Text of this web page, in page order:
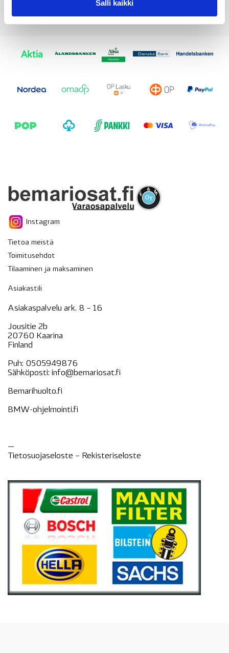
Salli kaikki
Instagram
Tietoa meistä
Toimitusehdot
Tilaaminen ja maksaminen
Asiakastili
Asiakaspalvelu ark. 8 – 16
Jousitie 2b
20760 Kaarina
Finland
Puh: 0505949876
Sähköposti: info@bemariosat.fi
Bemarihuolto.fi
BMW-ohjelmointi.fi
—
Tietosuojaseloste – Rekisteriseloste